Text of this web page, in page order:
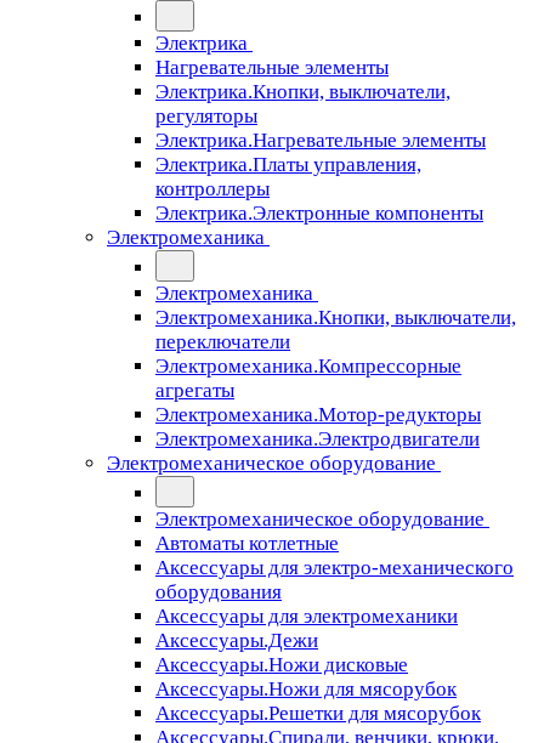
Электрика
Нагревательные элементы
Электрика.Кнопки, выключатели,
регуляторы
Электрика.Нагревательные элементы
Электрика.Платы управления,
контроллеры
Электрика.Электронные компоненты
Электромеханика
Электромеханика
Электромеханика.Кнопки, выключатели,
переключатели
Электромеханика.Компрессорные
агрегаты
Электромеханика.Мотор-редукторы
Электромеханика.Электродвигатели
Электромеханическое оборудование
Электромеханическое оборудование
Автоматы котлетные
Аксессуары для электро-механического
оборудования
Аксессуары для электромеханики
Аксессуары.Дежи
Аксессуары.Ножи дисковые
Аксессуары.Ножи для мясорубок
Аксессуары.Решетки для мясорубок
Аксессуары.Спирали, венчики, крюки,